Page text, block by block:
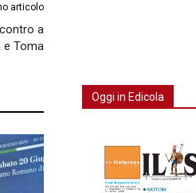
articolo
a
e Toma
Oggi in Edicola